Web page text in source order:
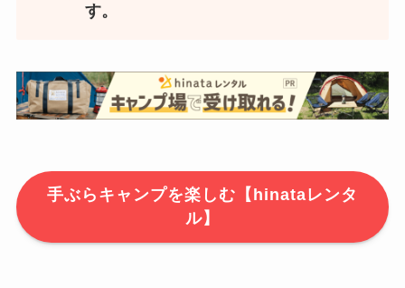
す。
手ぶらキャンプを楽しむ【hinataレンタ
ル】